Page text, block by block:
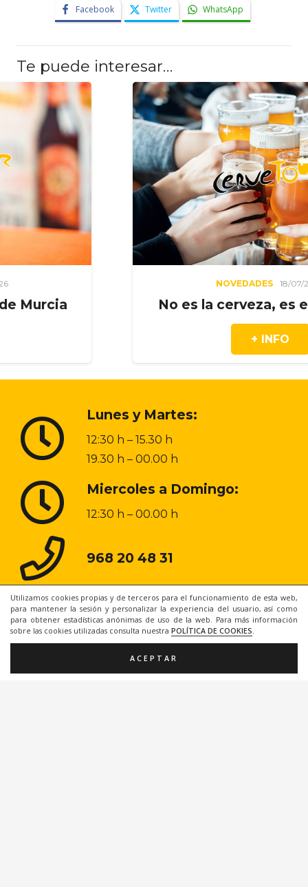
Utilizamos cookies propias y de terceros para el funcionamiento de esta web,
para mantener la sesión y personalizar la experiencia del usuario, así como
para obtener estadísticas anónimas de uso de la web. Para más información
sobre las cookies utilizadas consulta nuestra POLÍTICA DE COOKIES.
ACEPTAR
Facebook Twitter WhatsApp
Te puede interesar…
18/07/2026
No es la cerveza, es el
Lunes y Martes:
12:30 h – 15.30 h
19.30 h – 00.00 h
Miercoles a Domingo:
12:30 h – 00.00 h
968 20 48 31